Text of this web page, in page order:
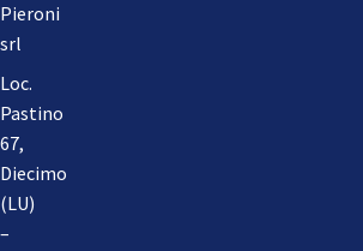
Pieroni
srl
Loc.
Pastino
67,
Diecimo
(LU)
–